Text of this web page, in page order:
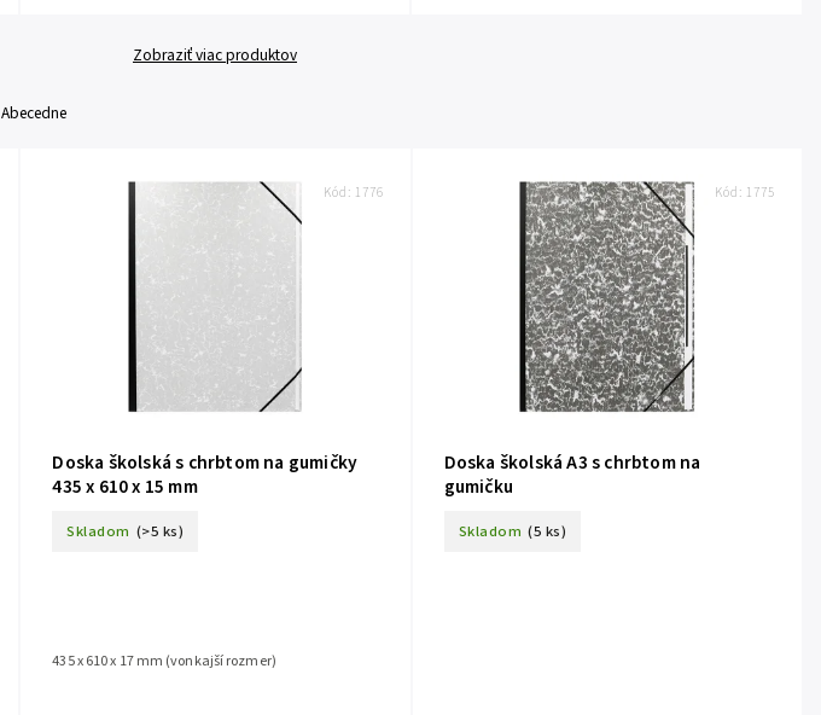
Zobraziť viac produktov
Abecedne
Doska školská s chrbtom na gumičky
435 x 610 x 15 mm
Skladom (>5 ks)
435 x 610 x 17 mm (vonkajší rozmer)
Kód: 1776
Doska školská A3 s chrbtom na
gumičku
Skladom (5 ks)
Kód: 1775